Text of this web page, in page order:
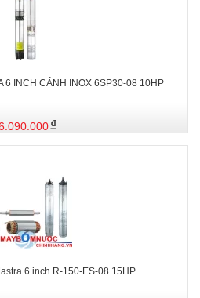
6 INCH CÁNH INOX 6SP30-08 10HP
6 inch R-150-ES-08 15HP